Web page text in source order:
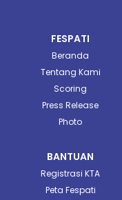
FESPATI
Beranda
Tentang Kami
Scoring
Press Release
Photo
BANTUAN
Registrasi KTA
Peta Fespati